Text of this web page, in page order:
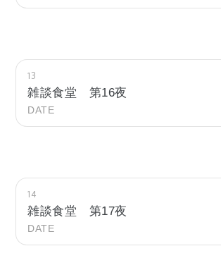
13
雑談食堂 第16夜
DATE
14
雑談食堂 第17夜
DATE